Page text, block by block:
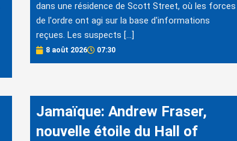
dans une résidence de Scott Street, où les forces
de l'ordre ont agi sur la base d'informations
reçues. Les suspects […]
8 août 2026 07:30
Jamaïque: Andrew Fraser,
nouvelle étoile du Hall of